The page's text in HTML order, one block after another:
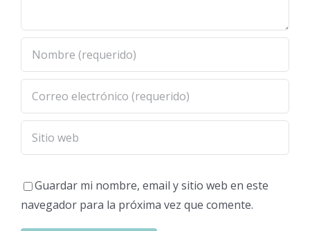
Guardar mi nombre, email y sitio web en este
navegador para la próxima vez que comente.